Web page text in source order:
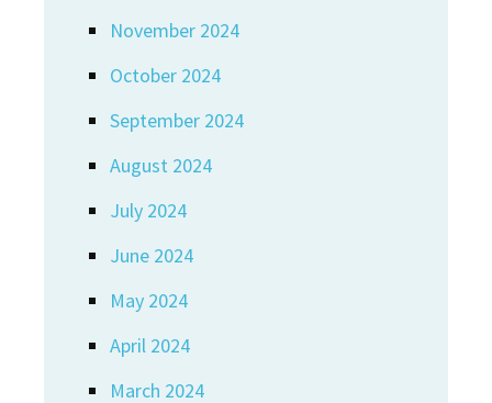
November 2024
October 2024
September 2024
August 2024
July 2024
June 2024
May 2024
April 2024
March 2024